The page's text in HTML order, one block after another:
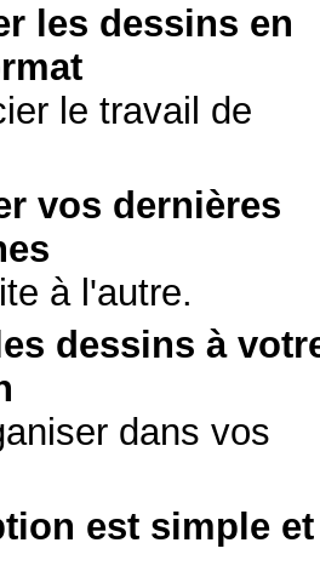
les dessins en
le travail de
vos dernières
à l'autre.
dessins à
dans vos
est simple et